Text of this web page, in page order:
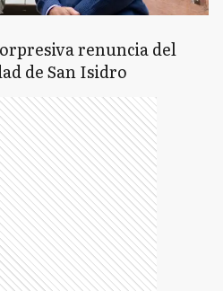
renuncia del
de San Isidro